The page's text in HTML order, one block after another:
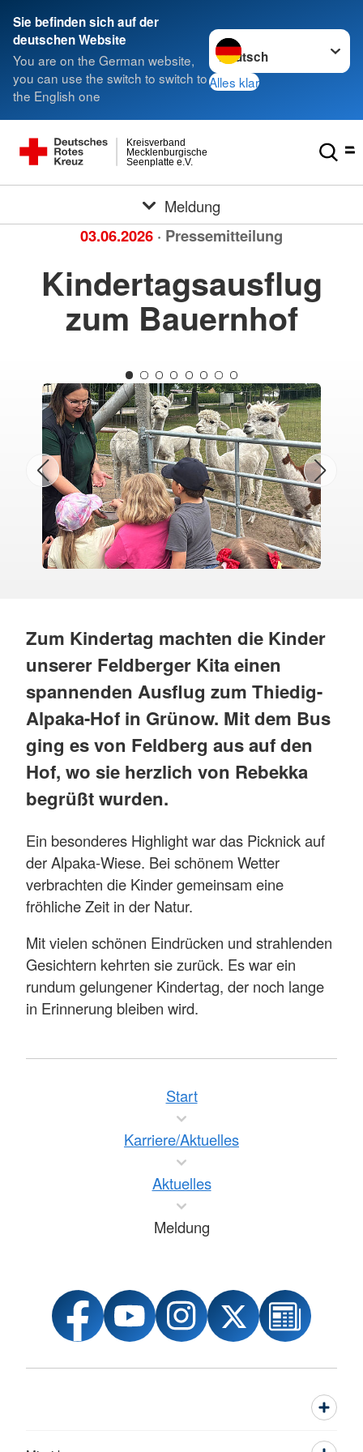
Sie befinden sich auf der
deutschen Website
You are on the German website,
you can use the switch to switch to
the English one
Sprache wechseln zu
Alles klar
Seenplatte e.V.
Mecklenburgische
Kreisverband
Meldung
03.06.2026 · Pressemitteilung
Kindertagsausflug
zum Bauernhof
Zum Kindertag machten die Kinder
unserer Feldberger Kita einen
spannenden Ausflug zum Thiedig-
Alpaka-Hof in Grünow. Mit dem Bus
ging es von Feldberg aus auf den
Hof, wo sie herzlich von Rebekka
begrüßt wurden.
Ein besonderes Highlight war das Picknick auf
der Alpaka-Wiese. Bei schönem Wetter
verbrachten die Kinder gemeinsam eine
fröhliche Zeit in der Natur.
Mit vielen schönen Eindrücken und strahlenden
Gesichtern kehrten sie zurück. Es war ein
rundum gelungener Kindertag, der noch lange
in Erinnerung bleiben wird.
Start
Karriere/Aktuelles
Aktuelles
Meldung